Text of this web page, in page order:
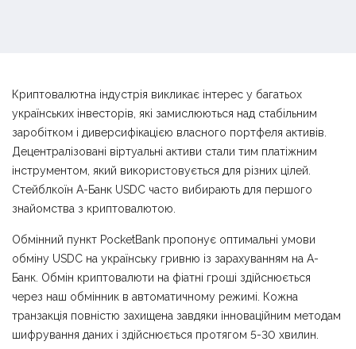
Криптовалютна індустрія викликає інтерес у багатьох
українських інвесторів, які замислюються над стабільним
заробітком і диверсифікацією власного портфеля активів.
Децентралізовані віртуальні активи стали тим платіжним
інструментом, який використовується для різних цілей.
Стейблкоїн А-Банк USDC часто вибирають для першого
знайомства з криптовалютою.
Обмінний пункт PocketBank пропонує оптимальні умови
обміну USDC на українську гривню із зарахуванням на А-
Банк. Обмін криптовалюти на фіатні гроші здійснюється
через наш обмінник в автоматичному режимі. Кожна
транзакція повністю захищена завдяки інноваційним методам
шифрування даних і здійснюється протягом 5-30 хвилин.